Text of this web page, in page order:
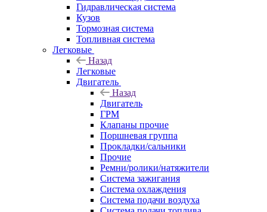
Гидравлическая система
Кузов
Тормозная система
Топливная система
Легковые
Назад
Легковые
Двигатель
Назад
Двигатель
ГРМ
Клапаны прочие
Поршневая группа
Прокладки/сальники
Прочие
Ремни/ролики/натяжители
Система зажигания
Система охлаждения
Система подачи воздуха